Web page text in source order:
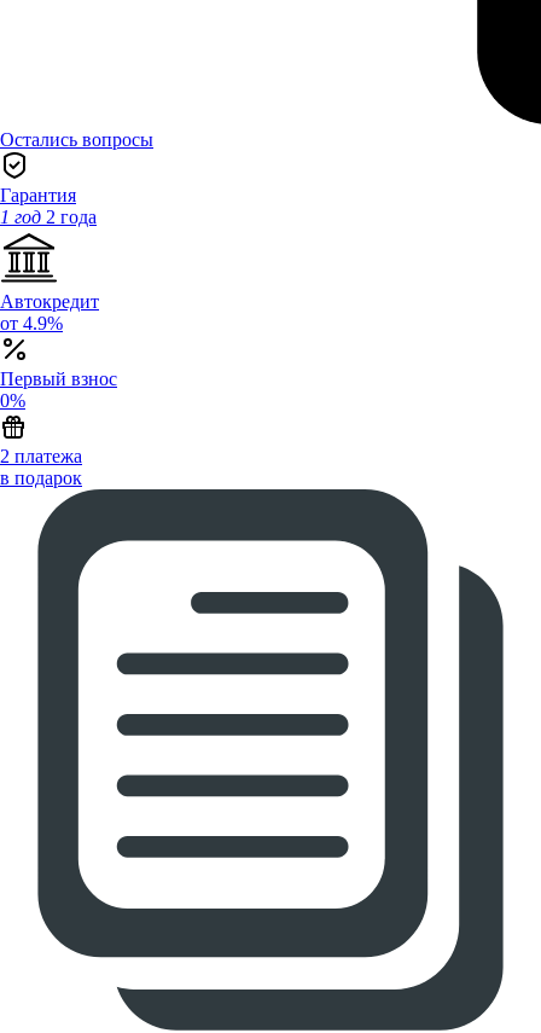
Остались вопросы
Гарантия
1 год 2 года
Автокредит
от 4.9%
Первый взнос
0%
2 платежа
в подарок